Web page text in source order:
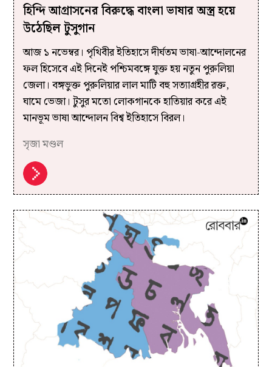
হিন্দি আগ্রাসনের বিরুদ্ধে বাংলা ভাষার অস্ত্র হয়ে
উঠেছিল টুসুগান
আজ ১ নভেম্বর। পৃথিবীর ইতিহাসে দীর্ঘতম ভাষা-আন্দোলনের
ফল হিসেবে এই দিনেই পশ্চিমবঙ্গে যুক্ত হয় নতুন পুরুলিয়া
জেলা। বঙ্গভুক্ত পুরুলিয়ার লাল মাটি বহু সত্যাগ্রহীর রক্ত,
ঘামে ভেজা। টুসুর মতো লোকগানকে হাতিয়ার করে এই
মানভূম ভাষা আন্দোলন বিশ্ব ইতিহাসে বিরল।
সৃজা মণ্ডল